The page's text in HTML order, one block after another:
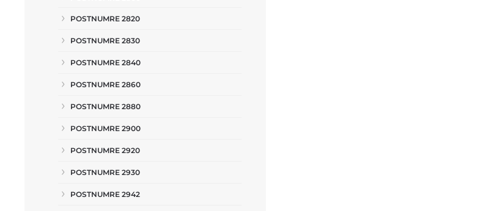
POSTNUMRE 2820
POSTNUMRE 2830
POSTNUMRE 2840
POSTNUMRE 2860
POSTNUMRE 2880
POSTNUMRE 2900
POSTNUMRE 2920
POSTNUMRE 2930
POSTNUMRE 2942